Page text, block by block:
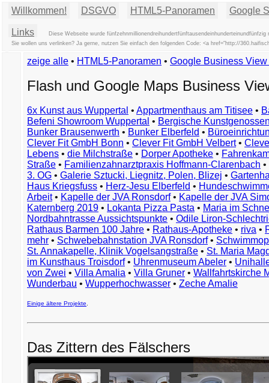
Willkommen! DSGVO HTML5-Panoramen Google
Links
Diese Webseite wurde
Sie wollen uns verlinken? Ja gerne, nutzen Sie einfach den folgenden Code: <a href="http://
zeige alle • HTML5-Panoramen • Google Business
Flash und Google Maps Business
6x Kunst aus Wuppertal • Appartmenthaus am Titisee •
Befeni Showroom Wuppertal • Bergische
Bunker Brausenwerth • Bunker Elberfeld •
Clever Fit GmbH Bonn • Clever Fit GmbH Velbert•
Lebens • die Milchstraße • Dorper Apotheke •
Straße • Familienzahnarztpraxis Hoffmann-Clarenbach •
3. OG • Galerie Sztucki, Liegnitz, Polen, Blizej •
Haus Kriegsfuss • Herz-Jesu Elberfeld •
Arbeit• Kapelle der JVA Ronsdorf• Kapelle der JVA
Katernberg 2019 • Lokanta Pizza Pasta • Maria im
Nordbahntrasse Aussichtspunkte • Odile Liron-
Rathaus Barmen 100 Jahre • Rathaus-Apotheke • riva •
mehr • Schwebebahnstation JVA Ronsdorf•
St. Annakapelle, Klinik Vogelsangstraße • St. Maria
im Kunsthaus Troisdorf• Uhrenmuseum Abeler •
von Zwei • Villa Amalia • Villa Gruner • Wallfahrtskirche
Wunderbau • Wupperhochwasser • Zeche Amalie
Einige ältere Projekte
Das Zittern des Fälschers